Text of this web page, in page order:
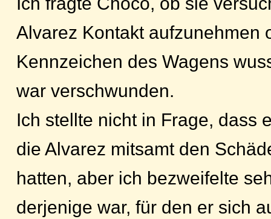
Alvarez Kontakt aufzunehmen
Kennzeichen des Wagens
war verschwunden.
Ich stellte nicht in Frage, dass
die Alvarez mitsamt den
hatten, aber ich bezweifelte
derjenige war, für den er sich